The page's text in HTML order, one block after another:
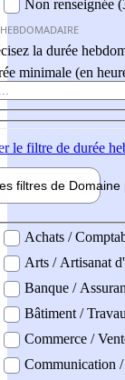
Non renseignée
la durée
minimale (en
le filtre de durée
filtres de Domaine
professionel
Achats /
Arts / Artisanat
Banque /
Bâtiment /
Commerce /
Communication